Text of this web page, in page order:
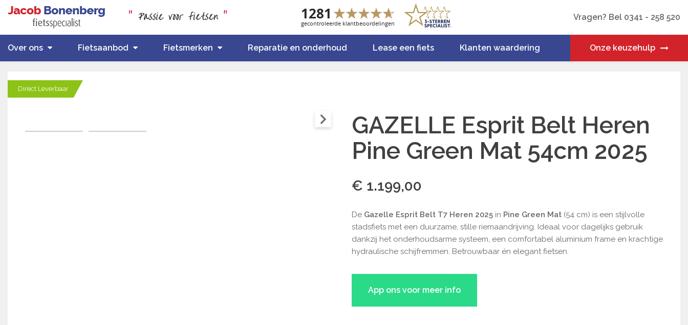
Vragen? Bel 0341 - 258 520
Over ons Fietsaanbod Fietsmerken Reparatie en onderhoud Lease een fiets Klanten waardering Onze keuzehulp
GAZELLE Esprit Belt Heren
Pine Green Mat 54cm 2025
€ 1.199,00
De Gazelle Esprit Belt T7 Heren 2025 in Pine Green Mat (54 cm) is een stijlvolle
stadsfiets met een duurzame, stille riemaandrijving. Ideaal voor dagelijks gebruik
dankzij het onderhoudsarme systeem, een comfortabel aluminium frame en krachtige
hydraulische schijfremmen. Betrouwbaar én elegant fietsen.
App ons voor meer info
Direct Leverbaar